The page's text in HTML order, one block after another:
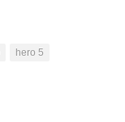
hero 5